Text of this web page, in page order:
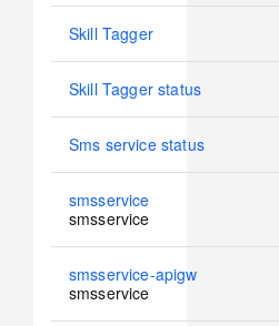
No
Skill Tagger
No
Skill Tagger status
No
Sms service status
No
new
smsservice
smsservice
No
new
smsservice-apigw
smsservice